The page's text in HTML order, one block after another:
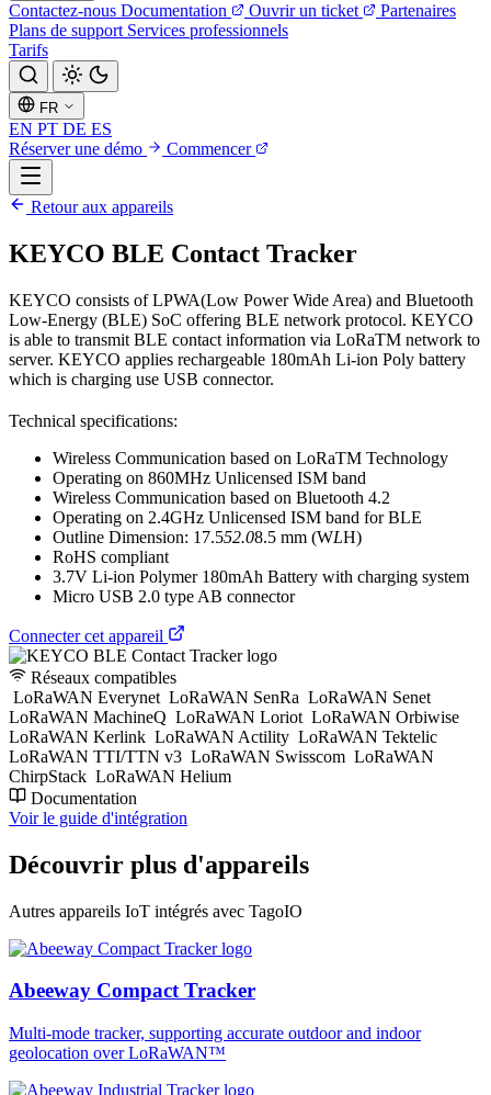
Contactez-nous Documentation Ouvrir un ticket
Partenaires
Plans de support Services professionnels
Tarifs
FR
EN PT DE ES
Réserver une démo
Commencer
Retour aux appareils
KEYCO BLE Contact Tracker
KEYCO consists of LPWA(Low Power Wide Area) and Bluetooth
Low-Energy (BLE) SoC offering BLE network protocol. KEYCO
is able to transmit BLE contact information via LoRaTM network to
server. KEYCO applies rechargeable 180mAh Li-ion Poly battery
which is charging use USB connector.
Technical specifications:
Wireless Communication based on LoRaTM Technology
Operating on 860MHz Unlicensed ISM band
Wireless Communication based on Bluetooth 4.2
Operating on 2.4GHz Unlicensed ISM band for BLE
Outline Dimension: 17.552.08.5 mm (WLH)
RoHS compliant
3.7V Li-ion Polymer 180mAh Battery with charging system
Micro USB 2.0 type AB connector
Connecter cet appareil
Réseaux compatibles
LoRaWAN Everynet LoRaWAN SenRa LoRaWAN Senet
LoRaWAN MachineQ LoRaWAN Loriot LoRaWAN Orbiwise
LoRaWAN Kerlink LoRaWAN Actility LoRaWAN Tektelic
LoRaWAN TTI/TTN v3 LoRaWAN Swisscom LoRaWAN
ChirpStack LoRaWAN Helium
Documentation
Voir le guide d'intégration
Découvrir plus d'appareils
Autres appareils IoT intégrés avec TagoIO
Abeeway Compact Tracker
Multi-mode tracker, supporting accurate outdoor and indoor
geolocation over LoRaWAN™